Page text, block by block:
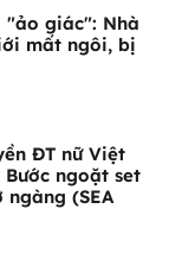
"ảo giác": Nhà
mất ngôi, bị
ĐT nữ Việt
ngoặt set
ngàng (SEA